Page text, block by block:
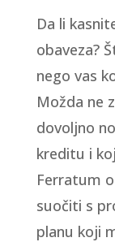
Da li
obaveza?
nego vas
Možda ne
dovoljno
kreditu i
Ferratum
suočiti s
planu koji